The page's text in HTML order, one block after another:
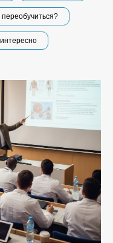
переобучиться?